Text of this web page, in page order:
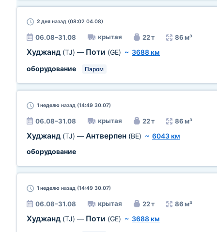
2 дня назад (08:02 04.08)
06.08–31.08 крытая 22 т 86 м³
Худжанд (TJ) — Поти (GE) ~ 3688 км
оборудование
Паром
1 неделю назад (14:49 30.07)
06.08–31.08 крытая 22 т 86 м³
Худжанд (TJ) — Антверпен (BE) ~ 6043 км
оборудование
1 неделю назад (14:49 30.07)
06.08–31.08 крытая 22 т 86 м³
Худжанд (TJ) — Поти (GE) ~ 3688 км